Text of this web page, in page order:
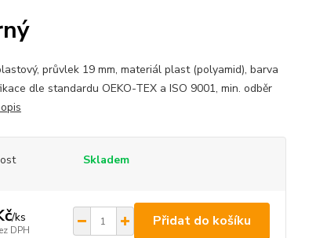
průvlek 19 mm, materiál plast (polyamid), barva
dle standardu OEKO-TEX a ISO 9001, min. odběr
Skladem
/ks
DPH
Přidat do košíku